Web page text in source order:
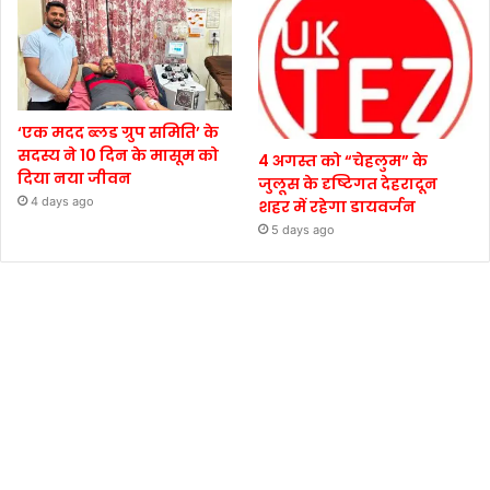
‘एक मदद ब्लड ग्रुप समिति’ के
सदस्य ने 10 दिन के मासूम को
दिया नया जीवन
4 days ago
4 अगस्त को “चेहलुम” के
जुलूस के दृष्टिगत देहरादून
शहर में रहेगा डायवर्जन
5 days ago